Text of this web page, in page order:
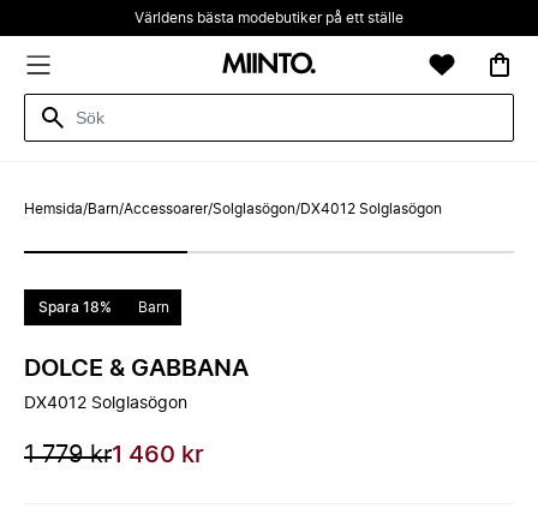
Världens bästa modebutiker på ett ställe
Hemsida/Barn/Accessoarer/Solglasögon/DX4012 Solglasögon
Spara 18% Barn
DOLCE & GABBANA
DX4012 Solglasögon
1 779 kr1 460 kr